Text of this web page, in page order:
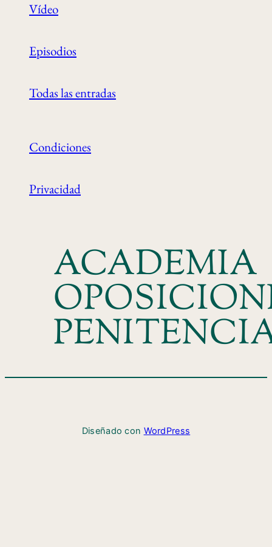
Vídeo
Episodios
Todas las entradas
Condiciones
Privacidad
ACADEMIA
Diseñado con WordPress